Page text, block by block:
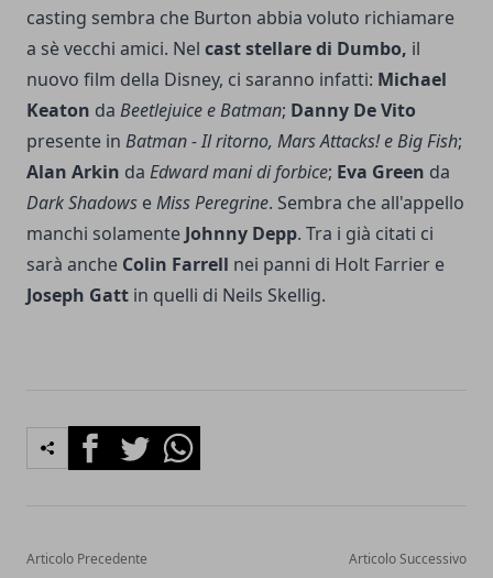
casting sembra che Burton abbia voluto richiamare
a sè vecchi amici. Nel cast stellare di Dumbo, il
nuovo film della Disney, ci saranno infatti: Michael
Keaton da Beetlejuice e Batman; Danny De Vito
presente in Batman - Il ritorno, Mars Attacks! e Big Fish;
Alan Arkin da Edward mani di forbice; Eva Green da
Dark Shadows eMiss Peregrine. Sembra che all'appello
manchi solamente Johnny Depp. Tra i già citati ci
sarà anche Colin Farrell nei panni di Holt Farrier e
Joseph Gatt in quelli di Neils Skellig.
FacebookTwitterWhatsapp
Articolo Precedente Articolo Successivo